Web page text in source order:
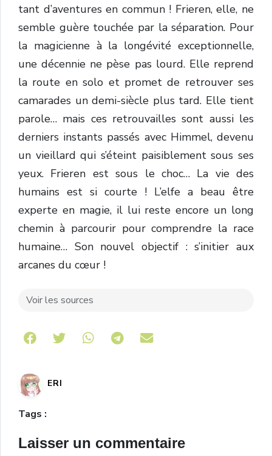
tant d’aventures en commun ! Frieren, elle, ne
semble guère touchée par la séparation. Pour
la magicienne à la longévité exceptionnelle,
une décennie ne pèse pas lourd. Elle reprend
la route en solo et promet de retrouver ses
camarades un demi-siècle plus tard. Elle tient
parole… mais ces retrouvailles sont aussi les
derniers instants passés avec Himmel, devenu
un vieillard qui s’éteint paisiblement sous ses
yeux. Frieren est sous le choc… La vie des
humains est si courte ! L’elfe a beau être
experte en magie, il lui reste encore un long
chemin à parcourir pour comprendre la race
humaine… Son nouvel objectif : s’initier aux
arcanes du cœur !
Voir les sources
Share on Telegram
ERI
Tags :
Laisser un commentaire